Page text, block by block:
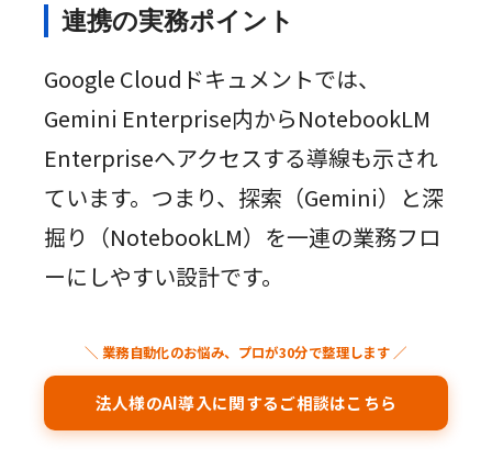
連携の実務ポイント
Google Cloudドキュメントでは、
Gemini Enterprise内からNotebookLM
Enterpriseへアクセスする導線も示され
ています。つまり、探索（Gemini）と深
掘り（NotebookLM）を一連の業務フロ
ーにしやすい設計です。
＼ 業務自動化のお悩み、プロが30分で整理します ／
法人様のAI導入に関するご相談はこちら